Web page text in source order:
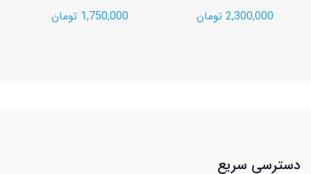
2,300,000 تومان
1,750,000 تومان
دسترسی سریع